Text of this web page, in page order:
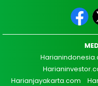
Harianjayakarta.com